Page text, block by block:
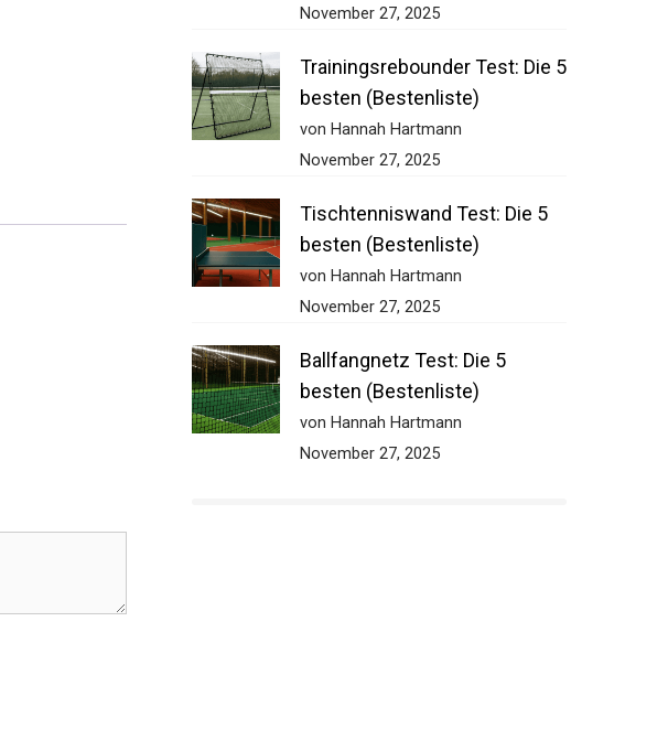
November 27, 2025
Trainingsrebounder Test: Die 5
besten (Bestenliste)
von Hannah Hartmann
November 27, 2025
Tischtenniswand Test: Die 5
besten (Bestenliste)
von Hannah Hartmann
November 27, 2025
Ballfangnetz Test: Die 5
besten (Bestenliste)
von Hannah Hartmann
November 27, 2025